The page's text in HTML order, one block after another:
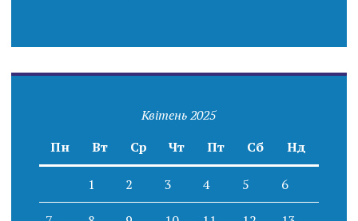
Квітень 2025
Пн
Вт Ср Чт Пт Сб Нд
1 2 3 4 5 6